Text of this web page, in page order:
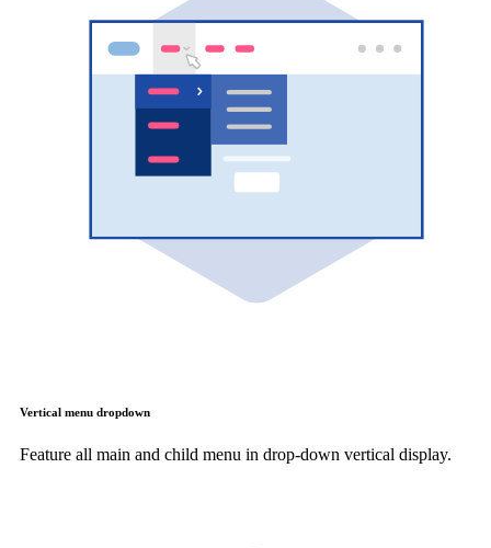
Vertical menu dropdown
Feature all main and child menu in drop-down vertical display.